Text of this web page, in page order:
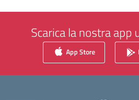
Scarica la nostra app
App Store